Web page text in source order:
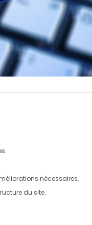
nécessaires.
du site.